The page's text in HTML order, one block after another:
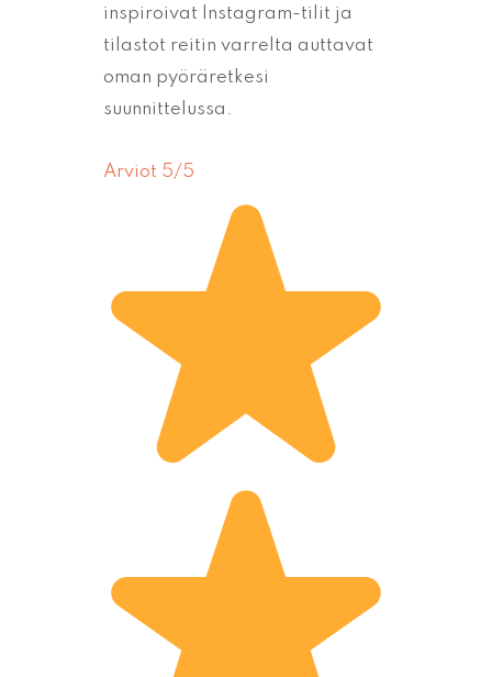
inspiroivat Instagram-tilit ja
tilastot reitin varrelta auttavat
oman pyöräretkesi
suunnittelussa.
Arviot 5/5